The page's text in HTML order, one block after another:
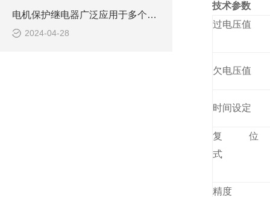
电机保护继电器广泛应用于多个领域
2024-04-28
技术参数
过电压值
欠电压值
时间设定
复位
式
精度